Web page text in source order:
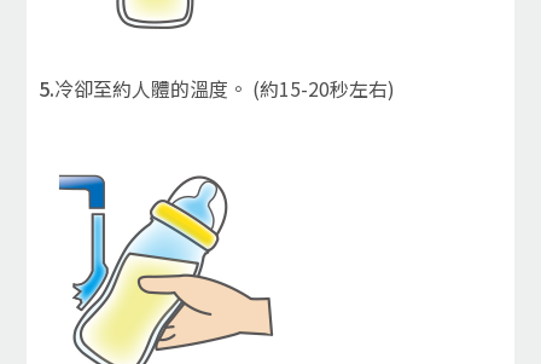
5.冷卻至約人體的溫度。 (約15-20秒左右)